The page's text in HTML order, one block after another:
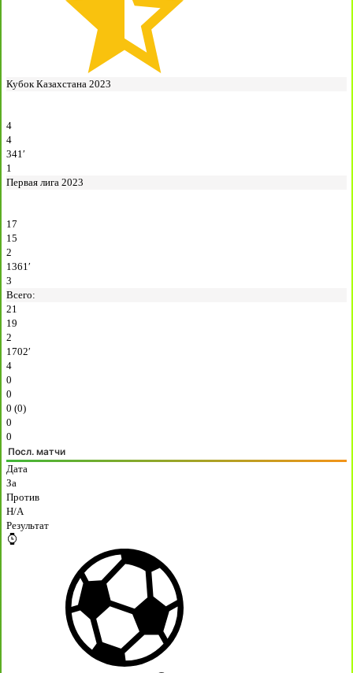
Кубок Казахстана 2023
4
4
341′
1
Первая лига 2023
17
15
2
1361′
3
Всего:
21
19
2
1702′
4
0
0
0 (0)
0
0
Посл. матчи
Дата
За
Против
H/A
Результат